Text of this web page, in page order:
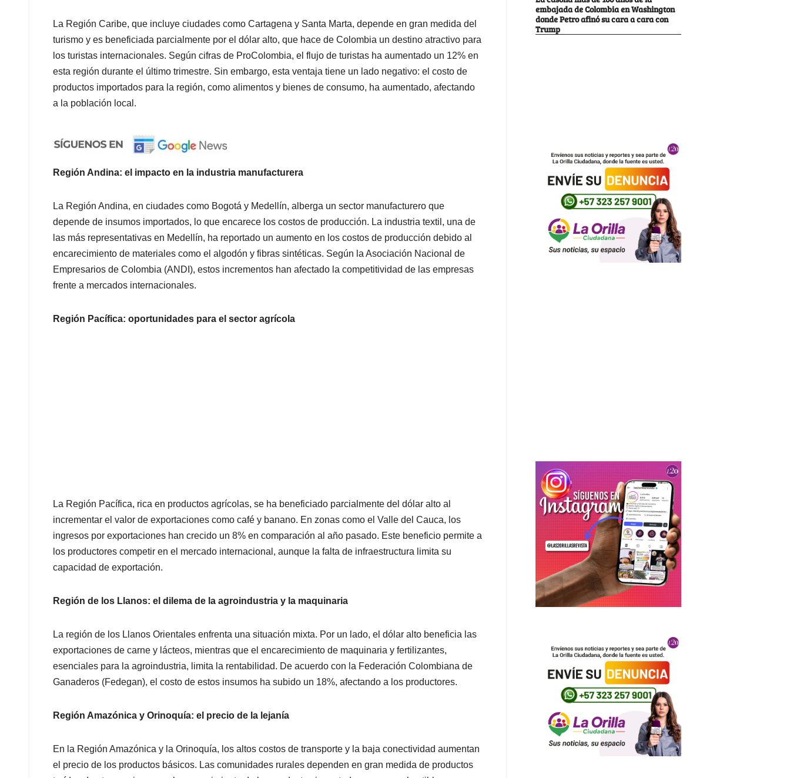
La Región Caribe, que incluye ciudades como Cartagena y Santa Marta, depende en gran medida del
turismo y es beneficiada parcialmente por el dólar alto, que hace de Colombia un destino atractivo para
los turistas internacionales. Según cifras de ProColombia, el flujo de turistas ha aumentado un 12% en
esta región durante el último trimestre. Sin embargo, esta ventaja tiene un lado negativo: el costo de
productos importados para la región, como alimentos y bienes de consumo, ha aumentado, afectando
a la población local.
Región Andina: el impacto en la industria manufacturera
La Región Andina, en ciudades como Bogotá y Medellín, alberga un sector manufacturero que
depende de insumos importados, lo que encarece los costos de producción. La industria textil, una de
las más representativas en Medellín, ha reportado un aumento en los costos de producción debido al
encarecimiento de materiales como el algodón y fibras sintéticas. Según la Asociación Nacional de
Empresarios de Colombia (ANDI), estos incrementos han afectado la competitividad de las empresas
frente a mercados internacionales.
Región Pacífica: oportunidades para el sector agrícola
La Región Pacífica, rica en productos agrícolas, se ha beneficiado parcialmente del dólar alto al
incrementar el valor de exportaciones como café y banano. En zonas como el Valle del Cauca, los
ingresos por exportaciones han crecido un 8% en comparación al año pasado. Este beneficio permite a
los productores competir en el mercado internacional, aunque la falta de infraestructura limita su
capacidad de exportación.
Región de los Llanos: el dilema de la agroindustria y la maquinaria
La región de los Llanos Orientales enfrenta una situación mixta. Por un lado, el dólar alto beneficia las
exportaciones de carne y lácteos, mientras que el encarecimiento de maquinaria y fertilizantes,
esenciales para la agroindustria, limita la rentabilidad. De acuerdo con la Federación Colombiana de
Ganaderos (Fedegan), el costo de estos insumos ha subido un 18%, afectando a los productores.
Región Amazónica y Orinoquía: el precio de la lejanía
En la Región Amazónica y la Orinoquía, los altos costos de transporte y la baja conectividad aumentan
el precio de los productos básicos. Las comunidades rurales dependen en gran medida de productos
embajada de Colombia en Washington
donde Petro afinó su cara a cara con
Trump